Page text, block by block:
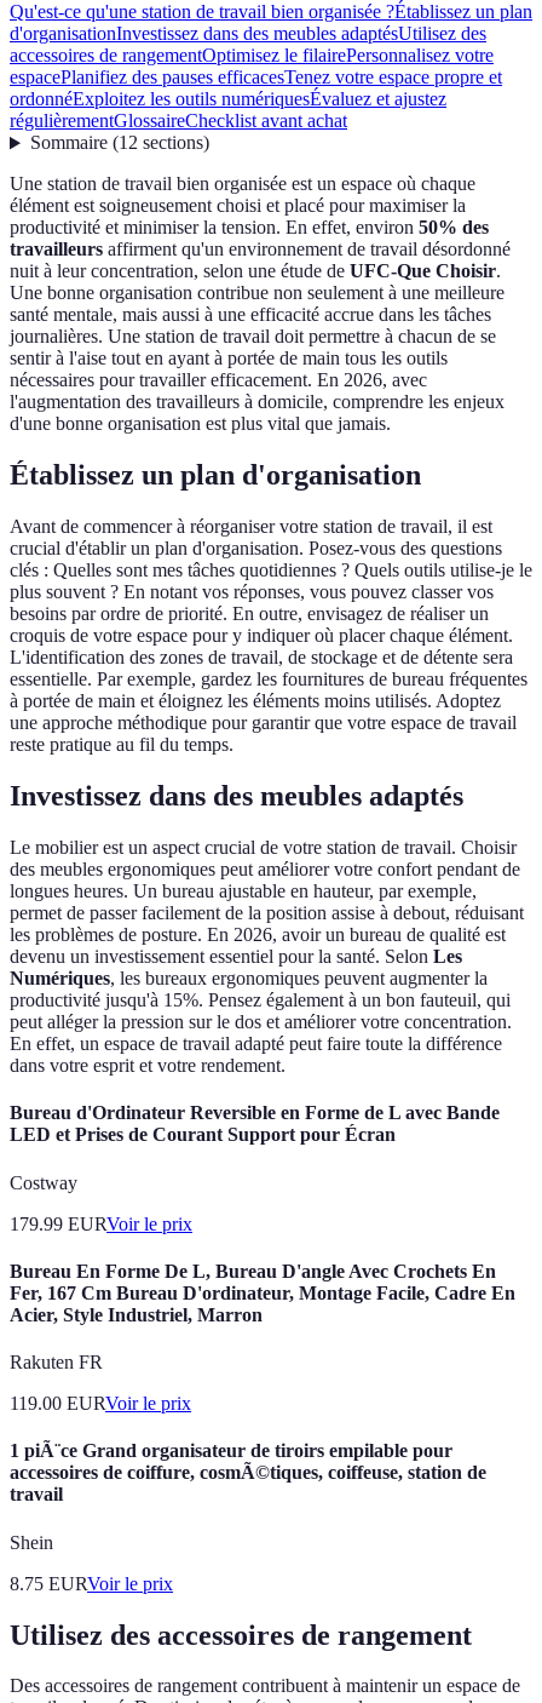
Qu'est-ce qu'une station de travail bien organisée ?Établissez un plan
d'organisationInvestissez dans des meubles adaptésUtilisez des
accessoires de rangementOptimisez le filairePersonnalisez votre
espacePlanifiez des pauses efficacesTenez votre espace propre et
ordonnéExploitez les outils numériquesÉvaluez et ajustez
régulièrementGlossaireChecklist avant achat
Sommaire(12 sections)
Une station de travail bien organisée est un espace où chaque
élément est soigneusement choisi et placé pour maximiser la
productivité et minimiser la tension. En effet, environ 50% des
travailleurs affirment qu'un environnement de travail désordonné
nuit à leur concentration, selon une étude de UFC-Que Choisir.
Une bonne organisation contribue non seulement à une meilleure
santé mentale, mais aussi à une efficacité accrue dans les tâches
journalières. Une station de travail doit permettre à chacun de se
sentir à l'aise tout en ayant à portée de main tous les outils
nécessaires pour travailler efficacement. En 2026, avec
l'augmentation des travailleurs à domicile, comprendre les enjeux
d'une bonne organisation est plus vital que jamais.
Établissez un plan d'organisation
Avant de commencer à réorganiser votre station de travail, il est
crucial d'établir un plan d'organisation. Posez-vous des questions
clés : Quelles sont mes tâches quotidiennes ? Quels outils utilise-je le
plus souvent ? En notant vos réponses, vous pouvez classer vos
besoins par ordre de priorité. En outre, envisagez de réaliser un
croquis de votre espace pour y indiquer où placer chaque élément.
L'identification des zones de travail, de stockage et de détente sera
essentielle. Par exemple, gardez les fournitures de bureau fréquentes
à portée de main et éloignez les éléments moins utilisés. Adoptez
une approche méthodique pour garantir que votre espace de travail
reste pratique au fil du temps.
Investissez dans des meubles adaptés
Le mobilier est un aspect crucial de votre station de travail. Choisir
des meubles ergonomiques peut améliorer votre confort pendant de
longues heures. Un bureau ajustable en hauteur, par exemple,
permet de passer facilement de la position assise à debout, réduisant
les problèmes de posture. En 2026, avoir un bureau de qualité est
devenu un investissement essentiel pour la santé. Selon Les
Numériques, les bureaux ergonomiques peuvent augmenter la
productivité jusqu'à 15%. Pensez également à un bon fauteuil, qui
peut alléger la pression sur le dos et améliorer votre concentration.
En effet, un espace de travail adapté peut faire toute la différence
dans votre esprit et votre rendement.
Bureau d'Ordinateur Reversible en Forme de L avec Bande
LED et Prises de Courant Support pour Écran
Costway
179.99 EURVoir le prix
Bureau En Forme De L, Bureau D'angle Avec Crochets En
Fer, 167 Cm Bureau D'ordinateur, Montage Facile, Cadre En
Acier, Style Industriel, Marron
Rakuten FR
119.00 EURVoir le prix
1 piÃ¨ce Grand organisateur de tiroirs empilable pour
accessoires de coiffure, cosmÃ©tiques, coiffeuse, station de
travail
Shein
8.75 EURVoir le prix
Utilisez des accessoires de rangement
Des accessoires de rangement contribuent à maintenir un espace de